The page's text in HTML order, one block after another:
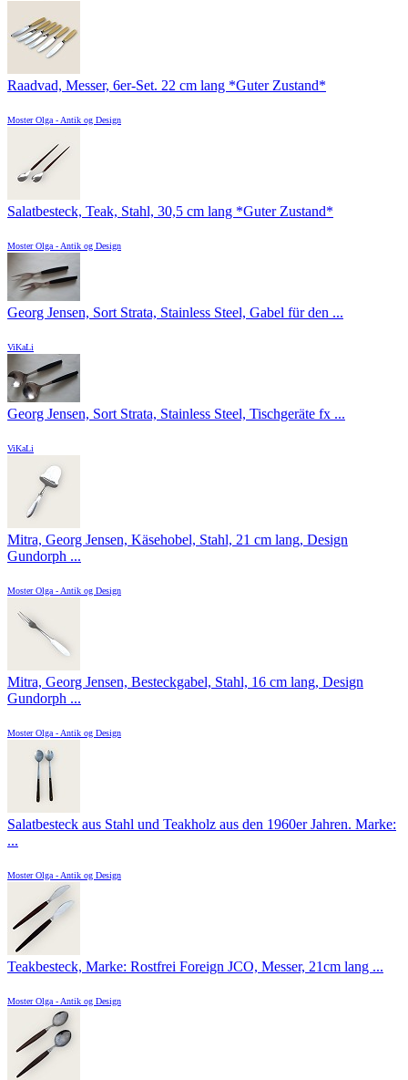
Raadvad, Messer, 6er-Set. 22 cm lang *Guter Zustand*
Moster Olga - Antik og Design
Salatbesteck, Teak, Stahl, 30,5 cm lang *Guter Zustand*
Moster Olga - Antik og Design
Georg Jensen, Sort Strata, Stainless Steel, Gabel für den ...
ViKaLi
Georg Jensen, Sort Strata, Stainless Steel, Tischgeräte fx ...
ViKaLi
Mitra, Georg Jensen, Käsehobel, Stahl, 21 cm lang, Design
Gundorph ...
Moster Olga - Antik og Design
Mitra, Georg Jensen, Besteckgabel, Stahl, 16 cm lang, Design
Gundorph ...
Moster Olga - Antik og Design
Salatbesteck aus Stahl und Teakholz aus den 1960er Jahren. Marke:
...
Moster Olga - Antik og Design
Teakbesteck, Marke: Rostfrei Foreign JCO, Messer, 21cm lang ...
Moster Olga - Antik og Design